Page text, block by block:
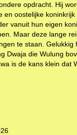
opdracht. Hij
oostelijke
vanuit hun eigen
Maar deze lange
te staan. Gelukkig
Dwaja die Wulung
is de kans klein dat